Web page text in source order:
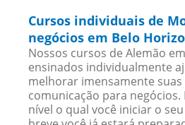
Cursos individuais de
negócios em Belo
Nossos cursos de Alemão
ensinados individualmente
melhorar imensamente
comunicação para
nível o qual você iniciar o